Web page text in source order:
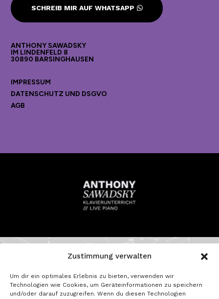
Zustimmung verwalten
Um dir ein optimales Erlebnis zu bieten, verwenden wir
Technologien wie Cookies, um Geräteinformationen zu speichern
und/oder darauf zuzugreifen. Wenn du diesen Technologien
SCHREIB MIR AUF WHATSAPP
ANTHONY SAWADSKY
IM LINDENFELD 8
30890 BARSINGHAUSEN
IMPRESSUM
DATENSCHUTZ UND DSGVO
AGB